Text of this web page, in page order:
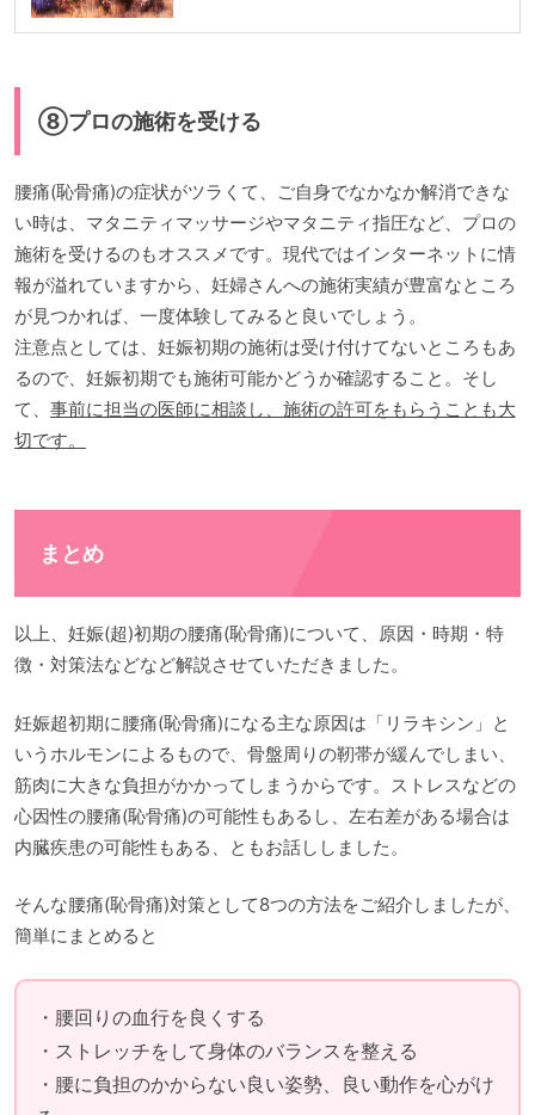
⑧プロの施術を受ける
腰痛(恥骨痛)の症状がツラくて、ご自身でなかなか解消できな
い時は、マタニティマッサージやマタニティ指圧など、プロの
施術を受けるのもオススメです。現代ではインターネットに情
報が溢れていますから、妊婦さんへの施術実績が豊富なところ
が見つかれば、一度体験してみると良いでしょう。
注意点としては、妊娠初期の施術は受け付けてないところもあ
るので、妊娠初期でも施術可能かどうか確認すること。そし
て、 事前に担当の医師に相談し、施術の許可をもらうことも大
切です。
まとめ
以上、妊娠(超)初期の腰痛(恥骨痛)について、原因・時期・特
徴・対策法などなど解説させていただきました。
妊娠超初期に腰痛(恥骨痛)になる主な原因は「リラキシン」と
いうホルモンによるもので、骨盤周りの靭帯が緩んでしまい、
筋肉に大きな負担がかかってしまうからです。ストレスなどの
心因性の腰痛(恥骨痛)の可能性もあるし、左右差がある場合は
内臓疾患の可能性もある、ともお話ししました。
そんな腰痛(恥骨痛)対策として8つの方法をご紹介しましたが、
簡単にまとめると
・腰回りの血行を良くする
・ストレッチをして身体のバランスを整える
・腰に負担のかからない良い姿勢、良い動作を心がけ